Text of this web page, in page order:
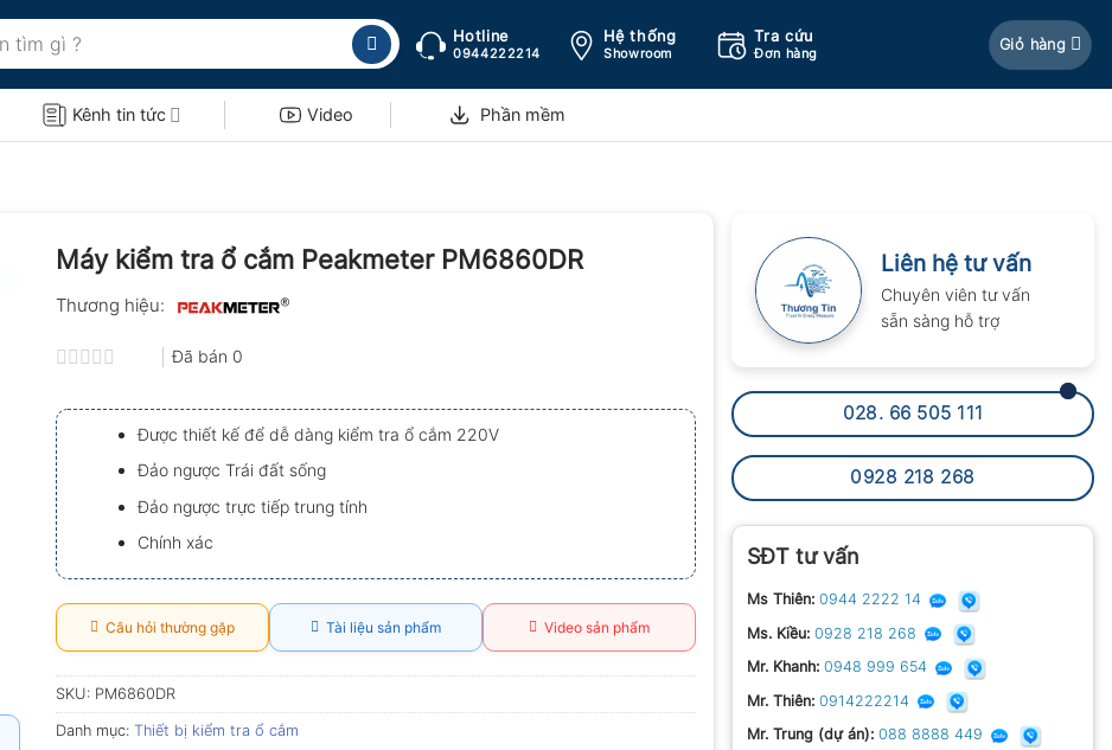
Hotline
0944222214
Hệ thống
Showroom
Tra cứu
Đơn hàng
Giỏ hàng
Kênh tin tức Video Phần mềm
Liên hệ tư vấn
Chuyên viên tư vấn
sẵn sàng hỗ trợ
028. 66 505 111
0928 218 268
SĐT tư vấn
Ms Thiên: 0944 2222 14
Ms. Kiều: 0928 218 268
Mr. Khanh: 0948 999 654
Mr. Thiên: 0914222214
Mr. Trung (dự án): 088 8888 449
Máy kiểm tra ổ cắm Peakmeter PM6860DR
Thương hiệu:
xếp
hạng
0.0
5
sao
Đã bán 0
Được thiết kế để dễ dàng kiểm tra ổ cắm 220V
Đảo ngược Trái đất sống
Đảo ngược trực tiếp trung tính
Chính xác
Câu hỏi thường gặp Tài liệu sản phẩm Video sản phẩm
SKU: PM6860DR
Danh mục: Thiết bị kiểm tra ổ cắm